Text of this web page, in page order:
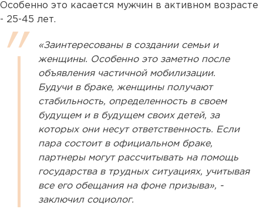
Особенно это касается мужчин в активном возрасте
- 25-45 лет.
«Заинтересованы в создании семьи и
женщины. Особенно это заметно после
объявления частичной мобилизации.
Будучи в браке, женщины получают
стабильность, определенность в своем
будущем и в будущем своих детей, за
которых они несут ответственность. Если
пара состоит в официальном браке,
партнеры могут рассчитывать на помощь
государства в трудных ситуациях, учитывая
все его обещания на фоне призыва», -
заключил социолог.